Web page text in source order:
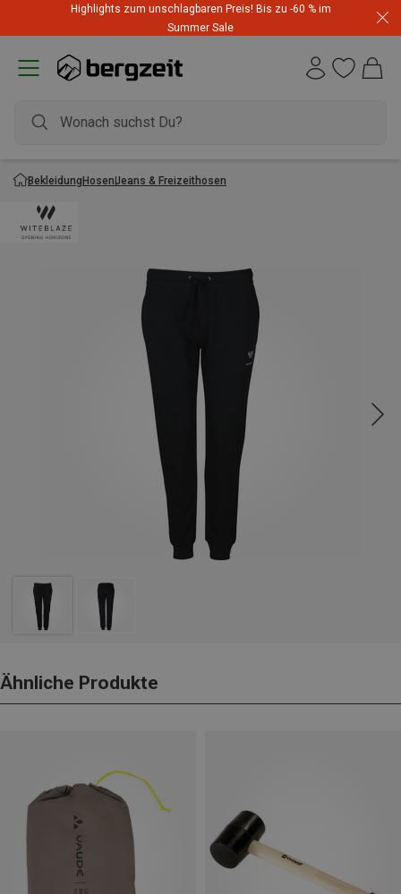
Highlights zum unschlagbaren Preis! Bis zu -60 % im
Summer Sale
BekleidungHosenJeans & Freizeithosen
Ähnliche Produkte